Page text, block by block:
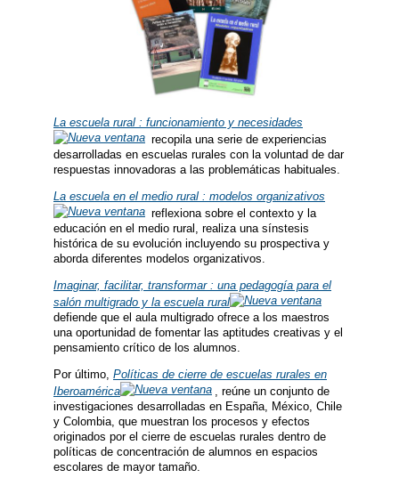
La escuela rural : funcionamiento y necesidades
recopila una serie de experiencias
desarrolladas en escuelas rurales con la voluntad de dar
respuestas innovadoras a las problemáticas habituales.
La escuela en el medio rural : modelos organizativos
reflexiona sobre el contexto y la
educación en el medio rural, realiza una sínstesis
histórica de su evolución incluyendo su prospectiva y
aborda diferentes modelos organizativos.
Imaginar, facilitar, transformar : una pedagogía para el
salón multigrado y la escuela rural
defiende que el aula multigrado ofrece a los maestros
una oportunidad de fomentar las aptitudes creativas y el
pensamiento crítico de los alumnos.
Por último, Políticas de cierre de escuelas rurales en
Iberoamérica
, reúne un conjunto de
investigaciones desarrolladas en España, México, Chile
y Colombia, que muestran los procesos y efectos
originados por el cierre de escuelas rurales dentro de
políticas de concentración de alumnos en espacios
escolares de mayor tamaño.